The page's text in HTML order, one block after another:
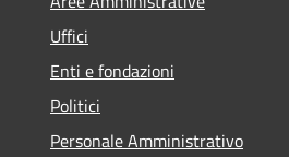
Uffici
Enti e fondazioni
Politici
Personale Amministrativo